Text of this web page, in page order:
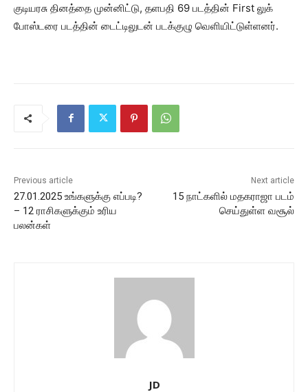
குடியரசு தினத்தை முன்னிட்டு, தளபதி 69 படத்தின் First லுக்
போஸ்டரை படத்தின் டைட்டிலுடன் படக்குழு வெளியிட்டுள்ளனர்.
Previous article
27.01.2025 உங்களுக்கு எப்படி?
– 12 ராசிகளுக்கும் உரிய
பலன்கள்
Next article
15 நாட்களில் மதகராஜா படம்
செய்துள்ள வசூல்
JD